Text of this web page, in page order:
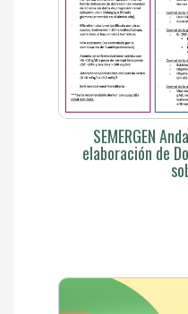
SEMERGEN
elaboración de